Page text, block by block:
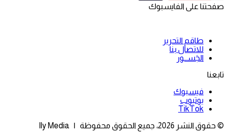
صفحتنا على الفايسبوك
طاقم التحرير
للاتصال بنا
الجَســور
تابعنا
فيسبوك
يوتيوب
‫TikTok
© حقوق النشر 2026، جميع الحقوق محفوظة | Ily Media